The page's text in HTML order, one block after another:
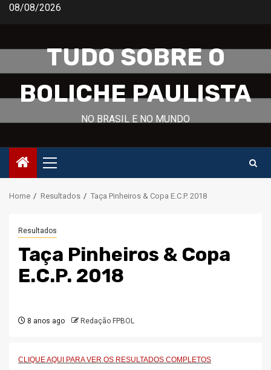
Skip08/08/2026
TUDO SOBRE O
BOLICHE PAULISTA
NO BRASIL E NO MUNDO
Primary
Menu
Home Resultados Taça Pinheiros & Copa E.C.P. 2018
Resultados
Taça Pinheiros & Copa
E.C.P. 2018
8 anos ago Redação FPBOL
CLIQUE AQUI PARA VER OS RESULTADOS COMPLETOS